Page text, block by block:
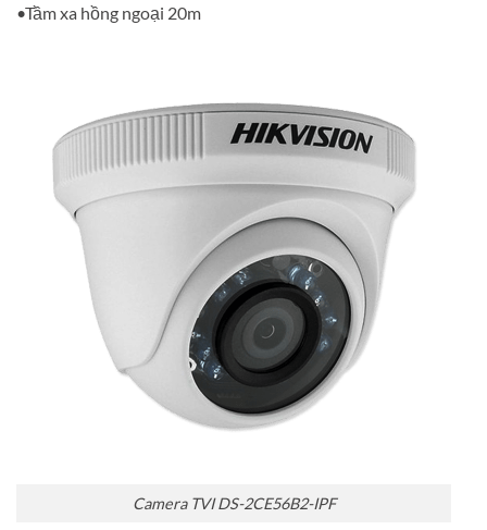
•Tầm xa hồng ngoại 20m
Camera TVI DS-2CE56B2-IPF